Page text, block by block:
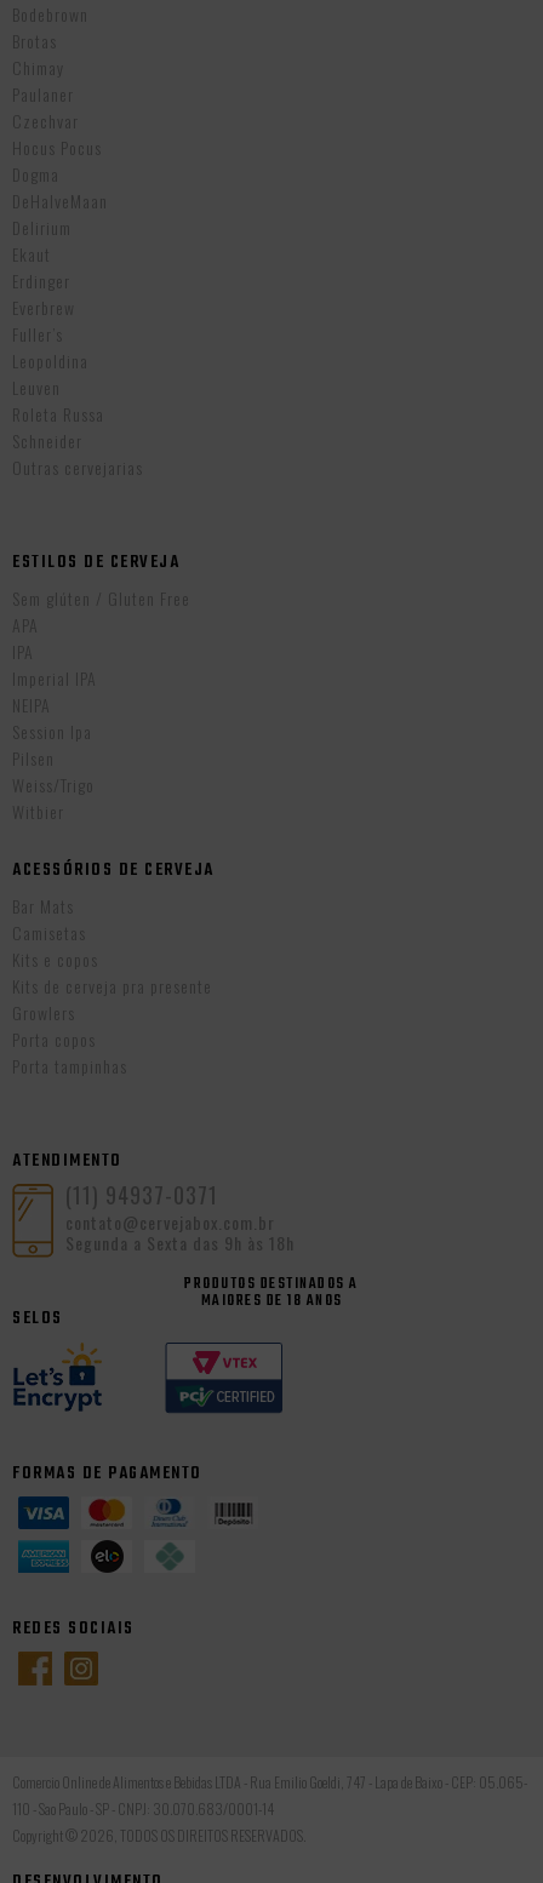
Bodebrown
Brotas
Chimay
Paulaner
Czechvar
Hocus Pocus
Dogma
DeHalveMaan
Delirium
Ekaut
Erdinger
Everbrew
Fuller’s
Leopoldina
Leuven
Roleta Russa
Schneider
Outras cervejarias
ESTILOS DE CERVEJA
Sem glúten / Gluten Free
APA
IPA
Imperial IPA
NEIPA
Session Ipa
Pilsen
Weiss/Trigo
Witbier
ACESSÓRIOS DE CERVEJA
Bar Mats
Camisetas
Kits e copos
Kits de cerveja pra presente
Growlers
Porta copos
Porta tampinhas
ATENDIMENTO
(11) 94937-0371
contato@cervejabox.com.br
Segunda a Sexta das 9h às 18h
PRODUTOS DESTINADOS A
MAIORES DE 18 ANOS
SELOS
FORMAS DE PAGAMENTO
REDES SOCIAIS
Comercio Online de Alimentos e Bebidas LTDA - Rua Emilio Goeldi, 747 - Lapa de Baixo - CEP: 05.065-
110 - Sao Paulo - SP - CNPJ: 30.070.683/0001-14
Copyright © 2026, TODOS OS DIREITOS RESERVADOS.